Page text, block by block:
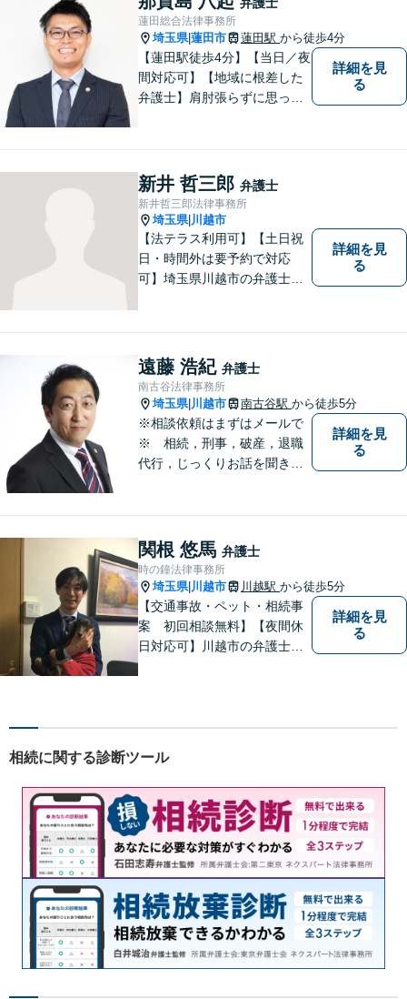
蓮田総合法律事務所
埼玉県|蓮田市 蓮田駅 から徒歩4分
【蓮田駅徒歩4分】【当日／夜
間対応可】【地域に根差した
弁護士】肩肘張らずに思って
詳細を見
る
新井 哲三郎 弁護士
新井哲三郎法律事務所
埼玉県| 川越市
【法テラス利用可】【土日祝
日・時間外は要予約で対応
可】埼玉県川越市の弁護士で
軽にご相談ください。
詳細を見
る
遠藤 浩紀 弁護士
南古谷法律事務所
埼玉県| 川越市 南古谷駅 から徒歩5分
※相談依頼はまずはメールで
※ 相続，刑事，破産，退職
代行，じっくりお話を聞き、
で、様々な問題に直面してき
ました。相談だけでもお気軽
にお問合せください。
詳細を見
る
関根 悠馬 弁護士
時の鐘法律事務所
埼玉県| 川越市 川越駅 から徒歩5分
【交通事故・ペット・相続事
案 初回相談無料】【夜間休
日対応可】川越市の弁護士で
詳細を見
る
相続に関する診断ツール